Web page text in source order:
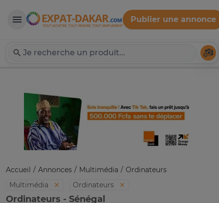
Expat-Dakar
Publier une annonce
Accueil Annonces Multimédia
Ordinateurs
Multimédia
Ordinateurs
Ordinateurs - Sénégal